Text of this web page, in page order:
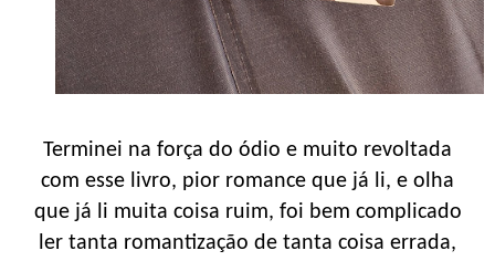
Terminei na força do ódio e muito revoltada
com esse livro, pior romance que já li, e olha
que já li muita coisa ruim, foi bem complicado
ler tanta romantização de tanta coisa errada,